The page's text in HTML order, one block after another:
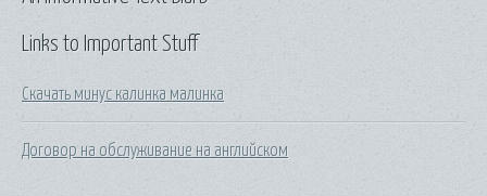
Links to Important Stuff
Скачать минус калинка малинка
Договор на обслуживание на английском